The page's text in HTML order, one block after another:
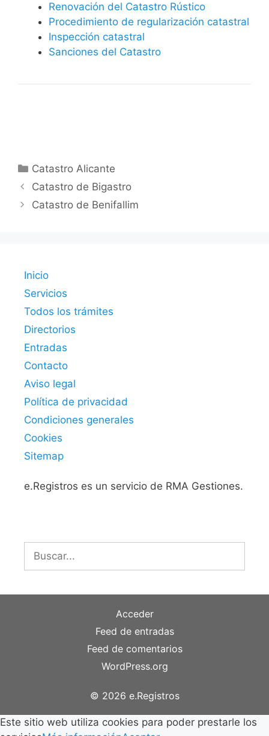
Renovación del Catastro Rústico
Procedimiento de regularización catastral
Inspección catastral
Sanciones del Catastro
Categorías
Catastro Alicante
Catastro de Bigastro
Catastro de Benifallim
Inicio
Servicios
Todos los trámites
Directorios
Entradas
Contacto
Aviso legal
Política de privacidad
Condiciones generales
Cookies
Sitemap
e.Registros es un servicio de RMA Gestiones.
Acceder
Feed de entradas
Feed de comentarios
WordPress.org
© 2026 e.Registros
Este sitio web utiliza cookies para poder prestarle los